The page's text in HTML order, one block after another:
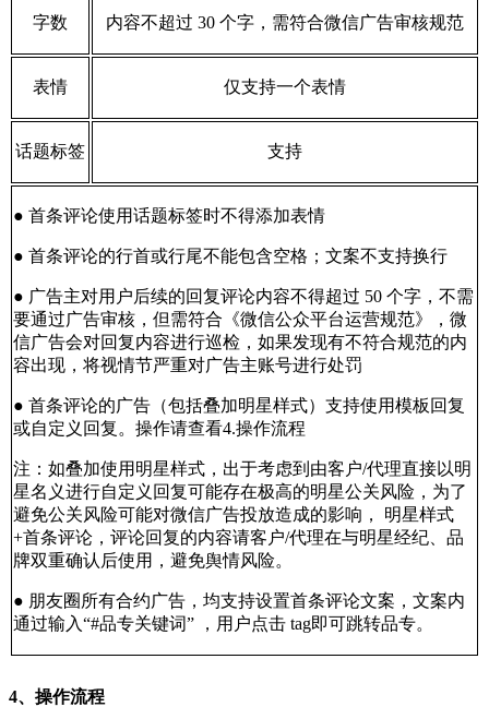
字数 内容不超过 30 个字，需符合微信广告审核规范
表情 仅支持一个表情
话题标签 支持
● 首条评论使用话题标签时不得添加表情
● 首条评论的行首或行尾不能包含空格；文案不支持换行
● 广告主对用户后续的回复评论内容不得超过 50 个字，不需
要通过广告审核，但需符合《微信公众平台运营规范》，微
信广告会对回复内容进行巡检，如果发现有不符合规范的内
容出现，将视情节严重对广告主账号进行处罚
● 首条评论的广告（包括叠加明星样式）支持使用模板回复
或自定义回复。操作请查看4.操作流程
注：如叠加使用明星样式，出于考虑到由客户/代理直接以明
星名义进行自定义回复可能存在极高的明星公关风险，为了
避免公关风险可能对微信广告投放造成的影响， 明星样式
+首条评论，评论回复的内容请客户/代理在与明星经纪、品
牌双重确认后使用，避免舆情风险。
● 朋友圈所有合约广告，均支持设置首条评论文案，文案内
通过输入“#品专关键词” ，用户点击 tag即可跳转品专。
4、操作流程